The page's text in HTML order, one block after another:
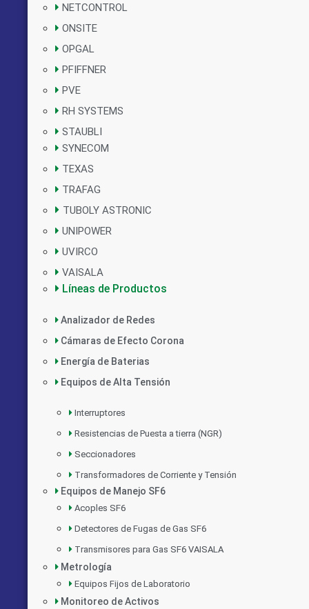
NETCONTROL
ONSITE
OPGAL
PFIFFNER
PVE
RH SYSTEMS
STAUBLI
SYNECOM
TEXAS
TRAFAG
TUBOLY ASTRONIC
UNIPOWER
UVIRCO
VAISALA
Líneas de Productos
Analizador de Redes
Cámaras de Efecto Corona
Energía de Baterias
Equipos de Alta Tensión
Interruptores
Resistencias de Puesta a tierra (NGR)
Seccionadores
Transformadores de Corriente y Tensión
Equipos de Manejo SF6
Acoples SF6
Detectores de Fugas de Gas SF6
Transmisores para Gas SF6 VAISALA
Metrología
Equipos Fijos de Laboratorio
Monitoreo de Activos